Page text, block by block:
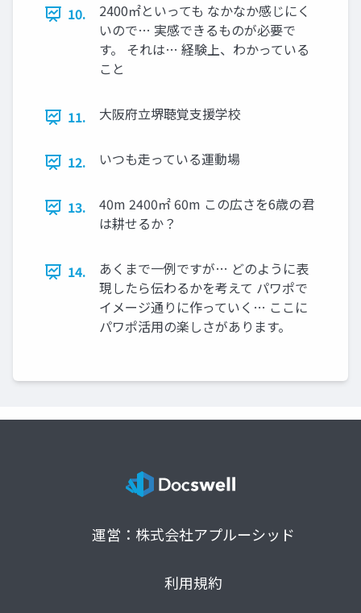
10.
2400㎡といっても なかなか感じにく
いので… 実感できるものが必要で
す。 それは… 経験上、わかっている
こと
11. 大阪府立堺聴覚支援学校
12. いつも走っている運動場
13.
40m 2400㎡ 60m この広さを6歳の君
は耕せるか？
14.
あくまで一例ですが… どのように表
現したら伝わるかを考えて パワポで
イメージ通りに作っていく… ここに
パワポ活用の楽しさがあります。
運営：株式会社アプルーシッド
利用規約